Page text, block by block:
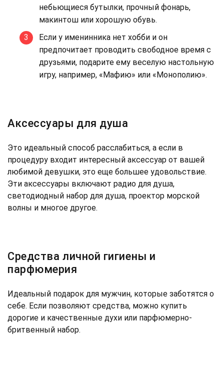
небьющиеся бутылки, прочный фонарь,
макинтош или хорошую обувь.
Если у именинника нет хобби и он
предпочитает проводить свободное время с
друзьями, подарите ему веселую настольную
игру, например, «Мафию» или «Монополию».
Аксессуары для душа
Это идеальный способ расслабиться, а если в
процедуру входит интересный аксессуар от вашей
любимой девушки, это еще большее удовольствие.
Эти аксессуары включают радио для душа,
светодиодный набор для душа, проектор морской
волны и многое другое.
Средства личной гигиены и
парфюмерия
Идеальный подарок для мужчин, которые заботятся о
себе. Если позволяют средства, можно купить
дорогие и качественные духи или парфюмерно-
бритвенный набор.